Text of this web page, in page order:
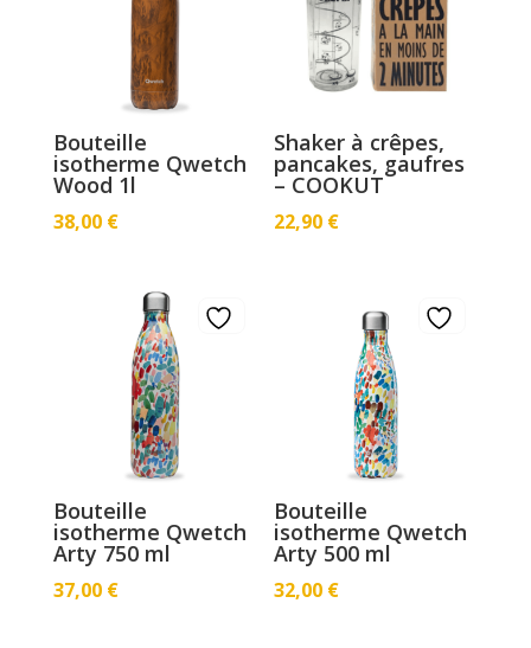
Bouteille
isotherme Qwetch
Wood 1l
38,00 €
Shaker à crêpes,
pancakes, gaufres
– COOKUT
22,90 €
Bouteille
isotherme Qwetch
Arty 750 ml
37,00 €
Bouteille
isotherme Qwetch
Arty 500 ml
32,00 €